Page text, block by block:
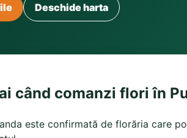
Prahova
Salaj
Vaslui Vrancea
Buchete lalele
Buchete mixte
Buchete trandafiri galbeni
Trandafiri albastri
Deschide harta
când comanzi flori în
este confirmată de florăria care